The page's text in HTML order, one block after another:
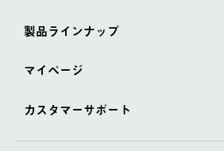
製品ラインナップ
マイページ
カスタマーサポート